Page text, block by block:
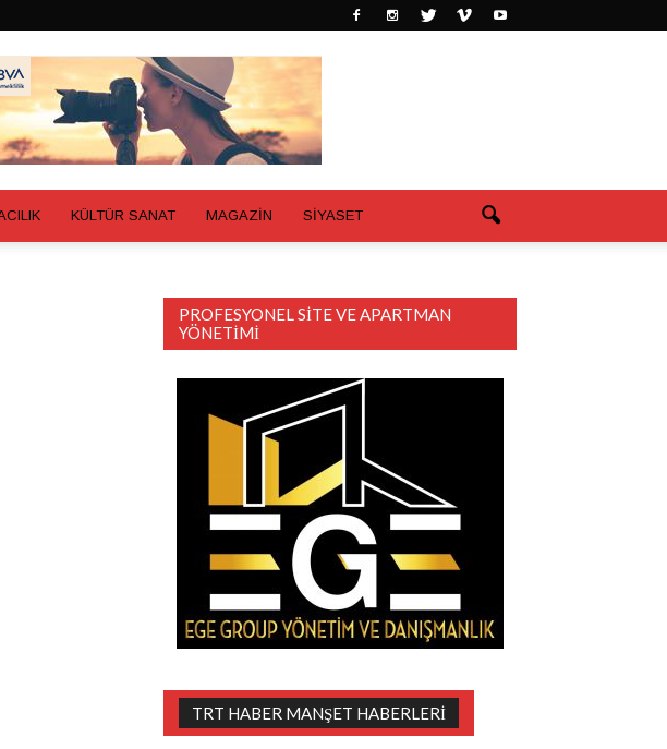
KÜLTÜR SANAT MAGAZİN SİYASET
PROFESYONEL SITE VE APARTMAN
YÖNETIMI
TRT HABER MANŞET HABERLERI